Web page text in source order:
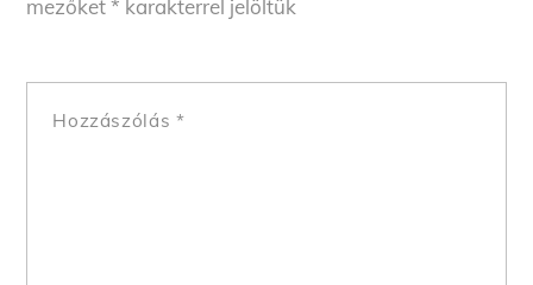
mezőket* karakterrel jelöltük
Hozzászólás *